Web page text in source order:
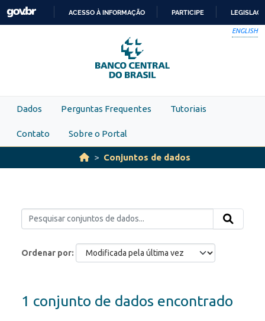
Skip to main content
PARA
O
CONTEÚDO
ACESSO À INFORMAÇÃO PARTICIPE
ENGLISH
Dados Perguntas Frequentes Tutoriais
Contato Sobre o Portal
Conjuntos de dados
Ordenar por
1 conjunto de dados encontrado